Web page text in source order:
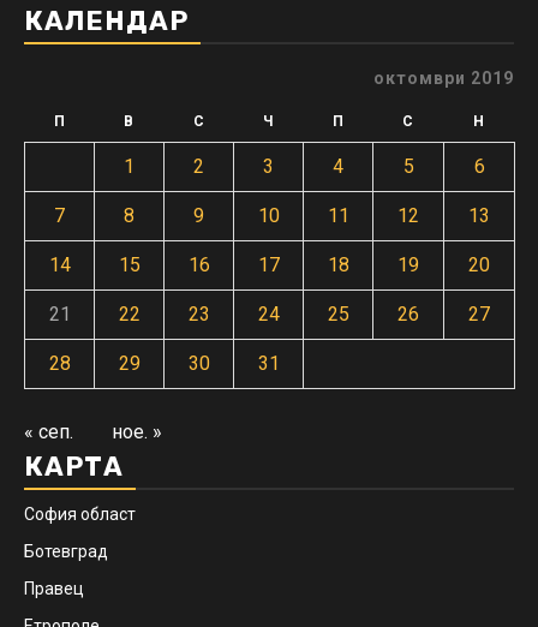
КАЛЕНДАР
октомври 2019
П В С Ч П С Н
1 2 3 4 5 6
7 8 9 10 11 12 13
14 15 16 17 18 19 20
21 22 23 24 25 26 27
28 29 30 31
« сеп. ное. »
КАРТА
София област
Ботевград
Правец